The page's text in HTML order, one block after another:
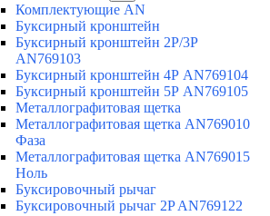
Комплектующие AN
Буксирный кронштейн
Буксирный кронштейн 2Р/3Р
AN769103
Буксирный кронштейн 4Р AN769104
Буксирный кронштейн 5Р AN769105
Металлографитовая щетка
Металлографитовая щетка AN769010
Фаза
Металлографитовая щетка AN769015
Ноль
Буксировочный рычаг
Буксировочный рычаг 2P AN769122